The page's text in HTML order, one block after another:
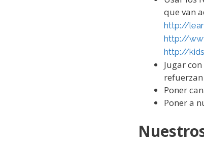
que van
http://
http://
http://
Jugar
Poner
Poner a